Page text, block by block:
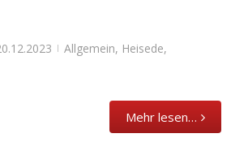
| Allgemein, Heisede,
Mehr lesen…